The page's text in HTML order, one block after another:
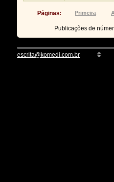
Páginas: Primeira
Publicações de
escrita@komedi.com.br ©